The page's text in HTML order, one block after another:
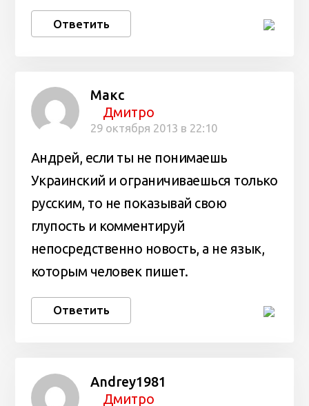
Ответить
Макс
Дмитро
29 октября 2013 в 22:10
Андрей, если ты не понимаешь
Украинский и ограничиваешься только
русским, то не показывай свою
глупость и комментируй
непосредственно новость, а не язык,
которым человек пишет.
Ответить
Andrey1981
Дмитро